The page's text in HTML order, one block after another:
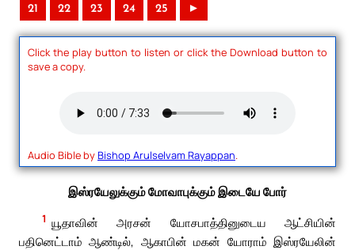
21 22 23 24 25 ►
Click the play button to listen or click the Download button to
save a copy.
Audio Bible byBishop Arulselvam Rayappan.
இஸ்ரயேலுக்கும் மோவாபுக்கும் இடையே போர்
1 யூதாவின் அரசன் யோசபாத்தினுடைய ஆட்சியின்
பதினெட்டாம் ஆண்டில், ஆகாபின் மகன் யோராம் இஸ்ரயேலின்